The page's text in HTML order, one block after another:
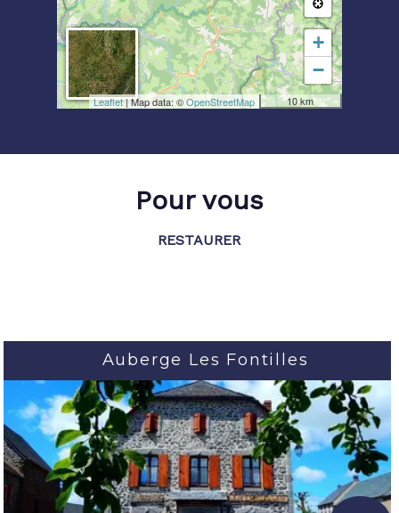
+
−
10 km
Leaflet| Map data: ©OpenStreetMap
Pour vous
RESTAURER
Auberge Les Fontilles